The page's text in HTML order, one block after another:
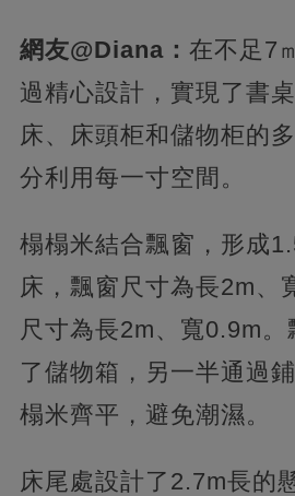
網友@Diana： 在不足7
過精心設計，實現了書
床、床頭柜和儲物柜的
分利用每一寸空間。
榻榻米結合飄窗，形成
床，飄窗尺寸為長2m、
尺寸為長2m、寬0.9m
了儲物箱，另一半通過
榻米齊平，避免潮濕。
床尾處設計了2.7m長的